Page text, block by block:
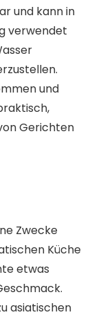
und kann in
verwendet
und
Gerichten
Zwecke
Küche
etwas
asiatischen